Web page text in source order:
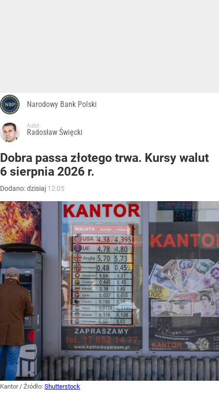
Narodowy Bank Polski
Autor:
Radosław Święcki
Dobra passa złotego trwa. Kursy walut
6 sierpnia 2026 r.
Dodano:dzisiaj 12:05
Kantor / Źródło: Shutterstock